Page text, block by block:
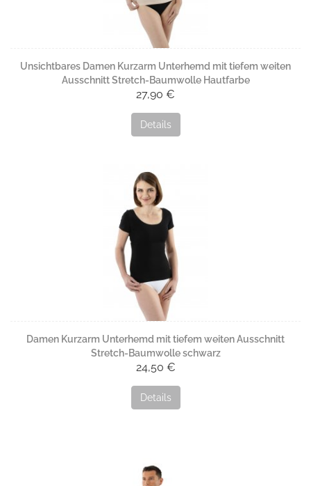
Unsichtbares Damen Kurzarm Unterhemd mit tiefem weiten
Ausschnitt Stretch-Baumwolle Hautfarbe
27,90 €
Details
Damen Kurzarm Unterhemd mit tiefem weiten Ausschnitt
Stretch-Baumwolle schwarz
24,50 €
Details